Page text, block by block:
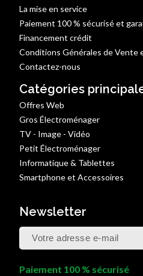
La mise en service
Paiement 100 % sécurisé et
Financement crédit
Conditions Générales de Vente
Contactez-nous
Catégories
Offres Web
Gros Électroménager
TV - Image - Vidéo
Petit Électroménager
Informatique & Tablettes
Smartphone et Accessoires
Newsletter
Paiement 100 % sécurisé